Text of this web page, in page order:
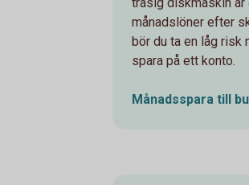
månadslöner efter
bör du ta en låg risk
spara på ett konto.
Månadsspara till